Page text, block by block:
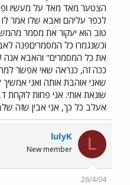
הצטער מאד מאד על מעשיו
לכפר עליהם ואבא שלו אמר
טוב הוא יעקור את מסמר
וכשנגמרו כל המסמריםפנה
את כל המסמרים" והאבא אנה
ככה זה, כנראה שאי אפשר
שאני אוהבת אותה ואני
שונאת אותי. אני פחות
אעלב כל כך, אני אבין שזה
L
lulyK
New member
26/4/04